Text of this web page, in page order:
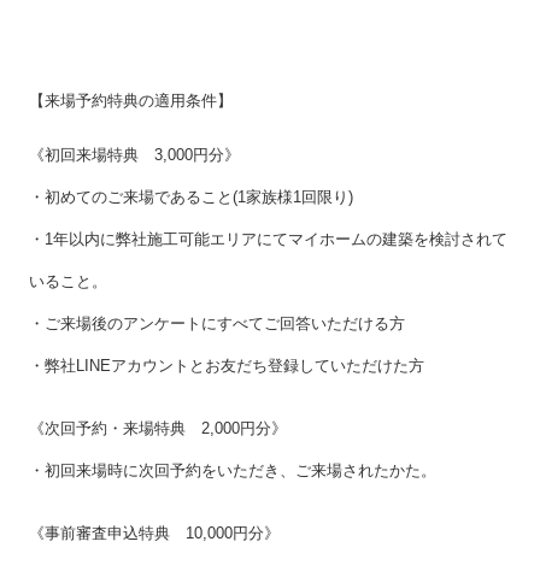
【来場予約特典の適用条件】
《初回来場特典 3,000円分》
・初めてのご来場であること(1家族様1回限り)
・1年以内に弊社施工可能エリアにてマイホームの建築を検討されて
いること。
・ご来場後のアンケートにすべてご回答いただける方
・弊社LINEアカウントとお友だち登録していただけた方
《次回予約・来場特典 2,000円分》
・初回来場時に次回予約をいただき、ご来場されたかた。
《事前審査申込特典 10,000円分》